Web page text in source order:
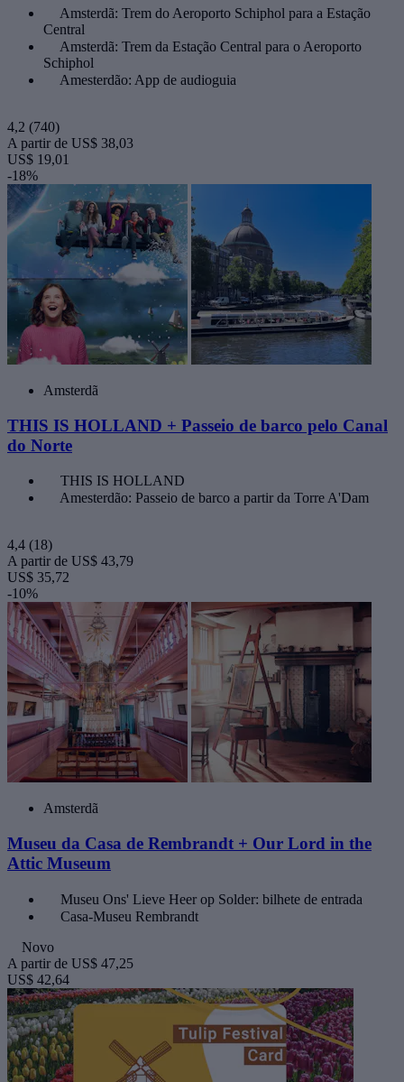
Amsterdã: Trem do Aeroporto Schiphol para a Estação
Central
Amsterdã: Trem da Estação Central para o Aeroporto
Schiphol
Amesterdão: App de audioguia
4,2 (740)
A partir de US$ 38,03
US$ 19,01
-18%
Amsterdã
THIS IS HOLLAND + Passeio de barco pelo Canal
do Norte
THIS IS HOLLAND
Amesterdão: Passeio de barco a partir da Torre A'Dam
4,4 (18)
A partir de US$ 43,79
US$ 35,72
-10%
Amsterdã
Museu da Casa de Rembrandt + Our Lord in the
Attic Museum
Museu Ons' Lieve Heer op Solder: bilhete de entrada
Casa-Museu Rembrandt
Novo
A partir de US$ 47,25
US$ 42,64